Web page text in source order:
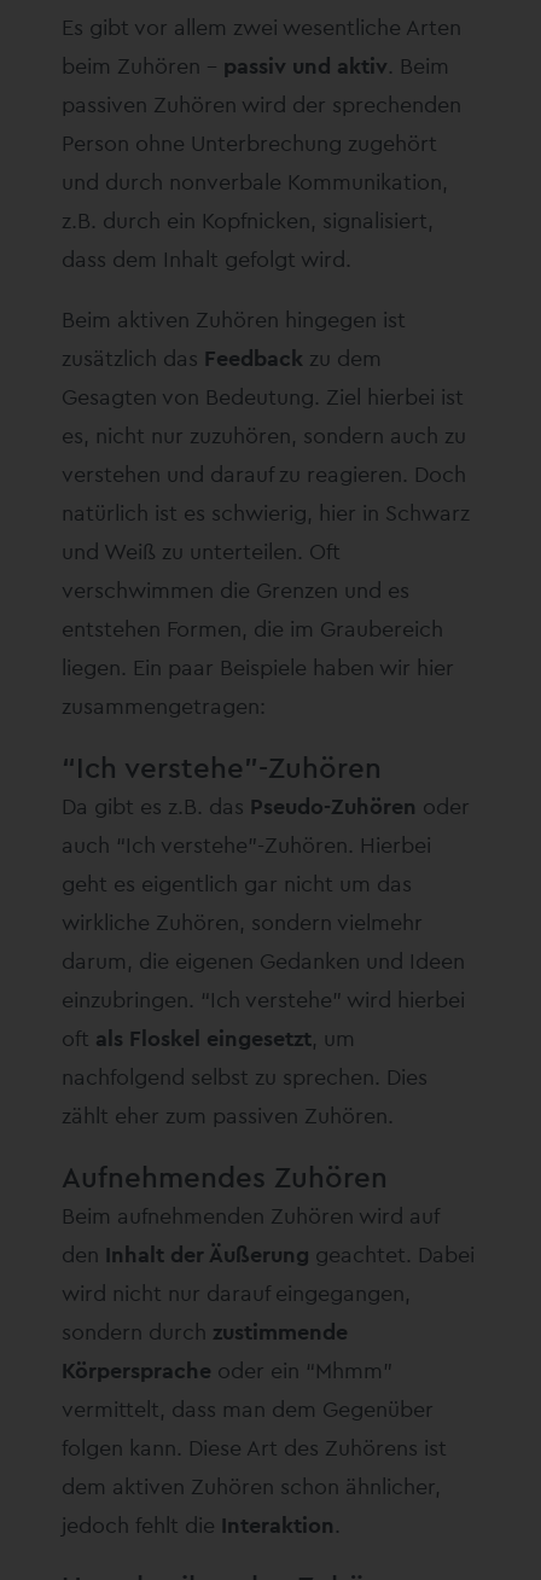
Es gibt vor allem zwei wesentliche Arten
beim Zuhören – passiv und aktiv. Beim
passiven Zuhören wird der sprechenden
Person ohne Unterbrechung zugehört
und durch nonverbale Kommunikation,
z.B. durch ein Kopfnicken, signalisiert,
dass dem Inhalt gefolgt wird.
Beim aktiven Zuhören hingegen ist
zusätzlich das Feedback zu dem
Gesagten von Bedeutung. Ziel hierbei ist
es, nicht nur zuzuhören, sondern auch zu
verstehen und darauf zu reagieren. Doch
natürlich ist es schwierig, hier in Schwarz
und Weiß zu unterteilen. Oft
verschwimmen die Grenzen und es
entstehen Formen, die im Graubereich
liegen. Ein paar Beispiele haben wir hier
zusammengetragen:
“Ich verstehe”-Zuhören
Da gibt es z.B. das Pseudo-Zuhören oder
auch “Ich verstehe”-Zuhören. Hierbei
geht es eigentlich gar nicht um das
wirkliche Zuhören, sondern vielmehr
darum, die eigenen Gedanken und Ideen
einzubringen. “Ich verstehe” wird hierbei
oft als Floskel eingesetzt, um
nachfolgend selbst zu sprechen. Dies
zählt eher zum passiven Zuhören.
Aufnehmendes Zuhören
Beim aufnehmenden Zuhören wird auf
den Inhalt der Äußerung geachtet. Dabei
wird nicht nur darauf eingegangen,
sondern durch zustimmende
Körpersprache oder ein “Mhmm”
vermittelt, dass man dem Gegenüber
folgen kann. Diese Art des Zuhörens ist
dem aktiven Zuhören schon ähnlicher,
jedoch fehlt die Interaktion.